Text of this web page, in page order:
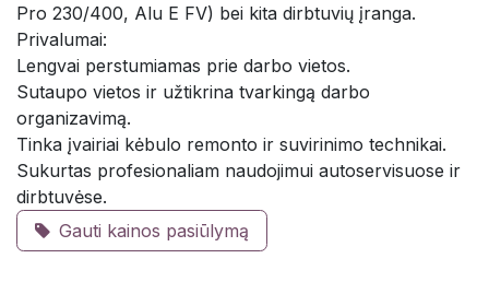
Pro 230/400, Alu E FV) bei kita dirbtuvių įranga.
Privalumai:
Lengvai perstumiamas prie darbo vietos.
Sutaupo vietos ir užtikrina tvarkingą darbo
organizavimą.
Tinka įvairiai kėbulo remonto ir suvirinimo technikai.
Sukurtas profesionaliam naudojimui autoservisuose ir
dirbtuvėse.
Gauti kainos pasiūlymą